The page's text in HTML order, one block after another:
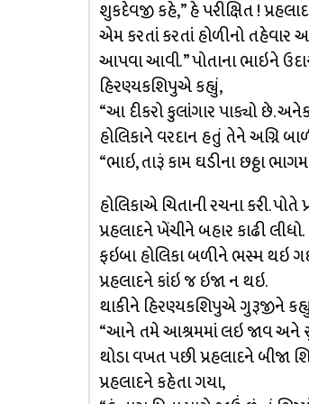
શુકદેવજી કહે,” હે પરીક્ષિત !
એમ કરતાં કરતાં હોળીનો તહેવાર
આપવા આવી. ” પોતાના ભાઇને
હિરણ્યકશિપુએ કહ્યું,
“આ દીકરો કુલાંગાર પાક્યો છે.
હોલિકાને વરદાન હતું તેને અગ્નિ
“ભાઇ, તારૂં કામ ઘડીના છઠ્ઠા
હોલિકાએ ચિતાની રચના કરી.
પ્રહલાદને ખેંચીને બહાર કાઢી લીધો.
ફઇબા હોલિકા બળીને ભસ્મ થઇ
પ્રહલાદને કાંઇ જ ઇજા ન થઇ.
થાકીને હિરણ્યકશિપુએ ગુરૂજીને
“આને તમે આશ્રમમાં લઇ જાવ અને
થોડા વખત પછી પ્રહલાદને બીજા
પ્રહલાદને કહેતા ગયા,